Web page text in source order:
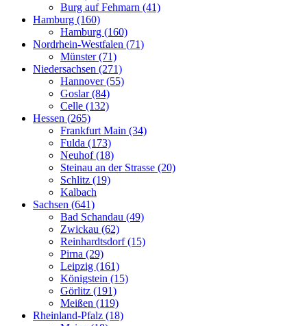
Burg auf Fehmarn (41)
Hamburg (160)
Hamburg (160)
Nordrhein-Westfalen (71)
Münster (71)
Niedersachsen (271)
Hannover (55)
Goslar (84)
Celle (132)
Hessen (265)
Frankfurt Main (34)
Fulda (173)
Neuhof (18)
Steinau an der Strasse (20)
Schlitz (19)
Kalbach
Sachsen (641)
Bad Schandau (49)
Zwickau (62)
Reinhardtsdorf (15)
Pirna (29)
Leipzig (161)
Königstein (15)
Görlitz (191)
Meißen (119)
Rheinland-Pfalz (18)